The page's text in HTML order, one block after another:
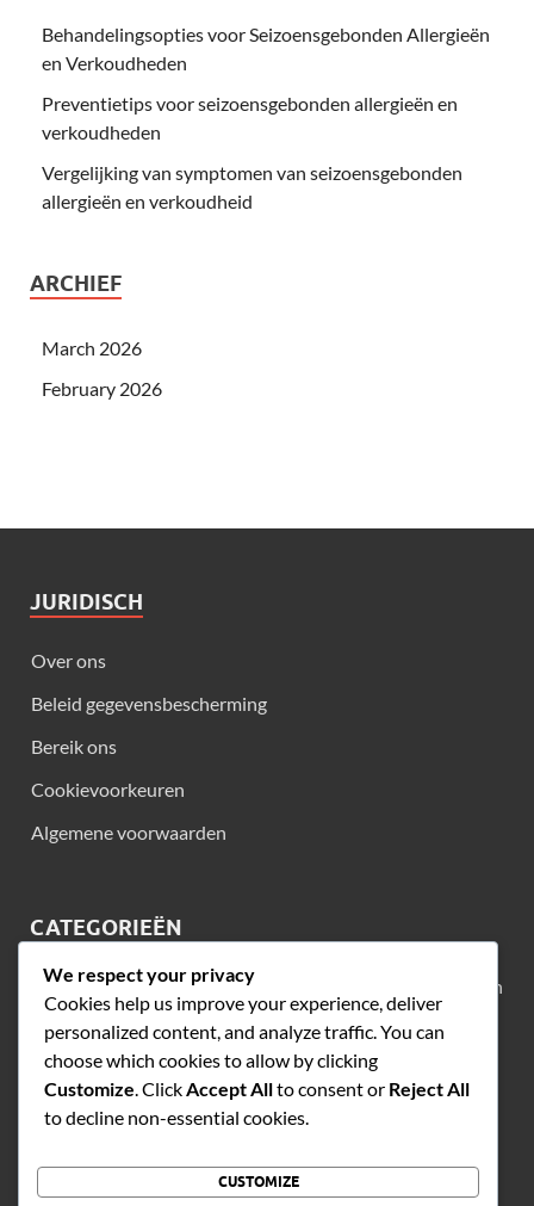
Behandelingsopties voor Seizoensgebonden Allergieën
en Verkoudheden
Preventietips voor seizoensgebonden allergieën en
verkoudheden
Vergelijking van symptomen van seizoensgebonden
allergieën en verkoudheid
ARCHIEF
March 2026
February 2026
JURIDISCH
Over ons
Beleid gegevensbescherming
Bereik ons
Cookievoorkeuren
Algemene voorwaarden
CATEGORIEËN
Behandelingsopties voor Seizoensgebonden Allergieën en
Verkoudheden
Preventietips voor seizoensgebonden allergieën en
verkoudheden
Vergelijking van symptomen van seizoensgebonden
We respect your privacy
Cookies help us improve your experience, deliver
personalized content, and analyze traffic. You can
choose which cookies to allow by clicking
Customize . Click Accept Allto consent or Reject All
to decline non-essential cookies.
CUSTOMIZE